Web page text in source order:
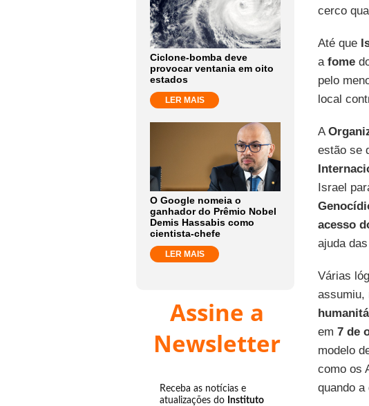
Ciclone-bomba deve
provocar ventania em oito
estados
LER MAIS
O Google nomeia o
ganhador do Prêmio Nobel
Demis Hassabis como
cientista-chefe
LER MAIS
Assine a
Newsletter
Receba as notícias e
atualizações do Instituto
cerco
Até que
a fome
pelo
local
A
estão se
Israel
acesso
ajuda
Várias
assumiu,
em 7 de
modelo
como os
quando a